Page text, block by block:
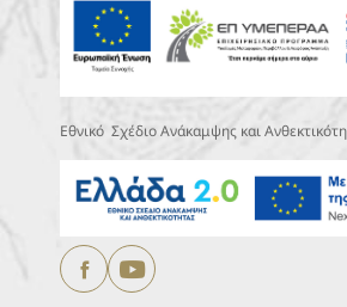
Εθνικό Σχέδιο Ανάκαμψης και